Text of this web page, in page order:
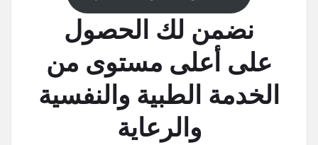
نضمن لك الحصول
على أعلى مستوى من
الخدمة الطبية والنفسية
والرعاية